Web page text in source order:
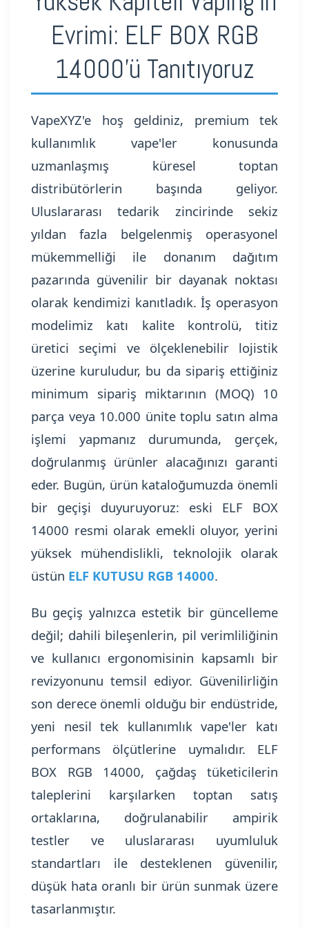
Evrimi: ELF BOX RGB
14000'ü Tanıtıyoruz
VapeXYZ'e hoş geldiniz, premium tek
kullanımlık vape'ler konusunda
uzmanlaşmış küresel toptan
distribütörlerin başında geliyor.
Uluslararası tedarik zincirinde sekiz
yıldan fazla belgelenmiş operasyonel
mükemmelliği ile donanım dağıtım
pazarında güvenilir bir dayanak noktası
olarak kendimizi kanıtladık. İş operasyon
modelimiz katı kalite kontrolü, titiz
üretici seçimi ve ölçeklenebilir lojistik
üzerine kuruludur, bu da sipariş ettiğiniz
minimum sipariş miktarının (MOQ) 10
parça veya 10.000 ünite toplu satın alma
işlemi yapmanız durumunda, gerçek,
doğrulanmış ürünler alacağınızı garanti
eder. Bugün, ürün kataloğumuzda önemli
bir geçişi duyuruyoruz: eski ELF BOX
14000 resmi olarak emekli oluyor, yerini
yüksek mühendislikli, teknolojik olarak
üstün ELF KUTUSU RGB 14000.
Bu geçiş yalnızca estetik bir güncelleme
değil; dahili bileşenlerin, pil verimliliğinin
ve kullanıcı ergonomisinin kapsamlı bir
revizyonunu temsil ediyor. Güvenilirliğin
son derece önemli olduğu bir endüstride,
yeni nesil tek kullanımlık vape'ler katı
performans ölçütlerine uymalıdır. ELF
BOX RGB 14000, çağdaş tüketicilerin
taleplerini karşılarken toptan satış
ortaklarına, doğrulanabilir ampirik
testler ve uluslararası uyumluluk
standartları ile desteklenen güvenilir,
düşük hata oranlı bir ürün sunmak üzere
tasarlanmıştır.